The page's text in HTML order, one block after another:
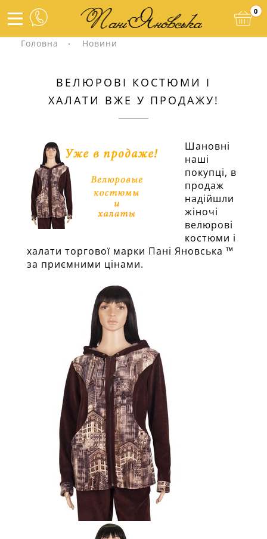
0
Головна Новини
ВЕЛЮРОВІ КОСТЮМИ І
ХАЛАТИ ВЖЕ У ПРОДАЖУ!
Шановні
наші
покупці, в
продаж
надійшли
жіночі
велюрові
костюми і
халати торгової марки Пані Яновська ™
за приємними цінами.